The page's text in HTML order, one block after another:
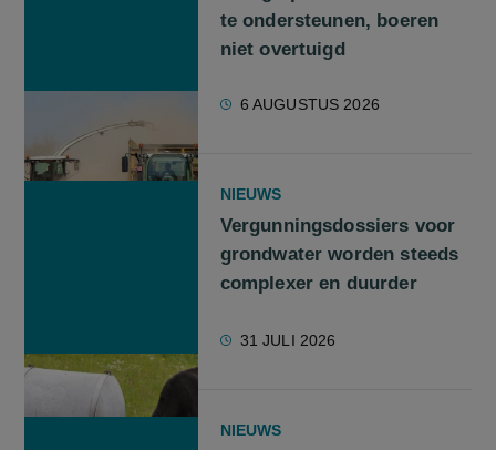
te ondersteunen, boeren
niet overtuigd
6 AUGUSTUS 2026
NIEUWS
Vergunningsdossiers voor
grondwater worden steeds
complexer en duurder
31 JULI 2026
NIEUWS